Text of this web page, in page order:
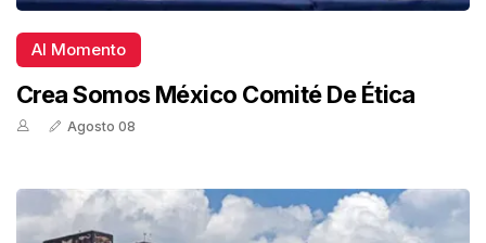
Al Momento
Crea Somos México Comité De Ética
Agosto 08